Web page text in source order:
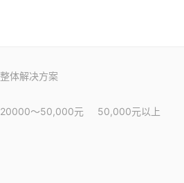
整体解决方案
20000～50,000元 50,000元以上